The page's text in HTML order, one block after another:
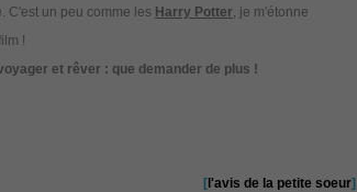
C'est un peu comme les Harry Potter, je m'étonne
!
et rêver : que demander de plus !
[ l'avis de la petite soeur]